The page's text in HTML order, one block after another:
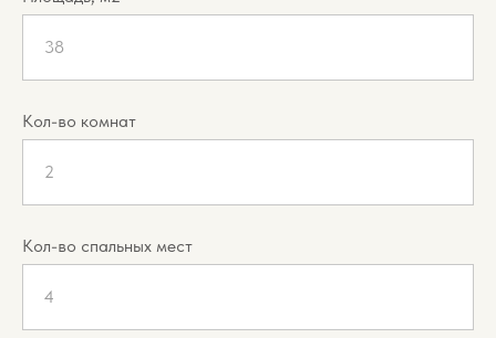
38
Кол-во комнат
2
Кол-во спальных мест
4